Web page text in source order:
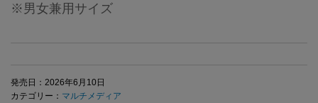
※男女兼用サイズ
発売日：2026年6月10日
カテゴリー： マルチメディア